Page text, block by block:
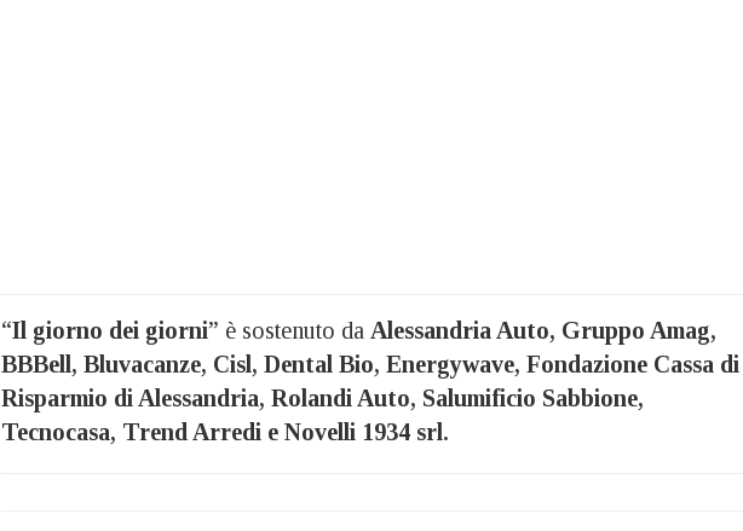
“Il giorno dei giorni” è sostenuto da Alessandria Auto, Gruppo Amag,
BBBell, Bluvacanze, Cisl, Dental Bio, Energywave, Fondazione Cassa di
Risparmio di Alessandria, Rolandi Auto, Salumificio Sabbione,
Tecnocasa, Trend Arredi e Novelli 1934 srl.